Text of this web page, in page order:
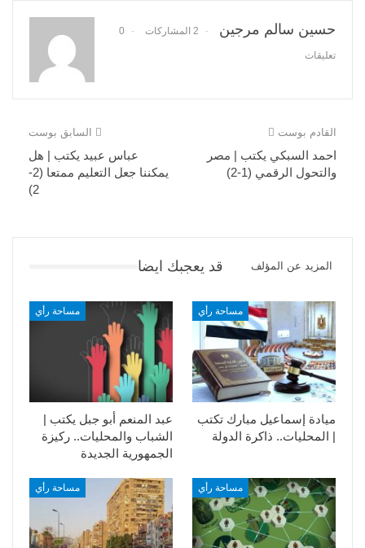
حسين سالم مرجين 2 المشاركات 0
تعليقات
السابق بوست
عباس عبيد يكتب | هل
يمكننا جعل التعليم ممتعا (2-
2)
القادم بوست
احمد السبكي يكتب | مصر
والتحول الرقمي (1-2)
قد يعجبك ايضا المزيد عن المؤلف
مساحة رأي
عبد المنعم أبو جبل يكتب |
الشباب والمحليات.. ركيزة
الجمهورية الجديدة
مساحة رأي
ميادة إسماعيل مبارك تكتب
| المحليات.. ذاكرة الدولة
مساحة رأي مساحة رأي